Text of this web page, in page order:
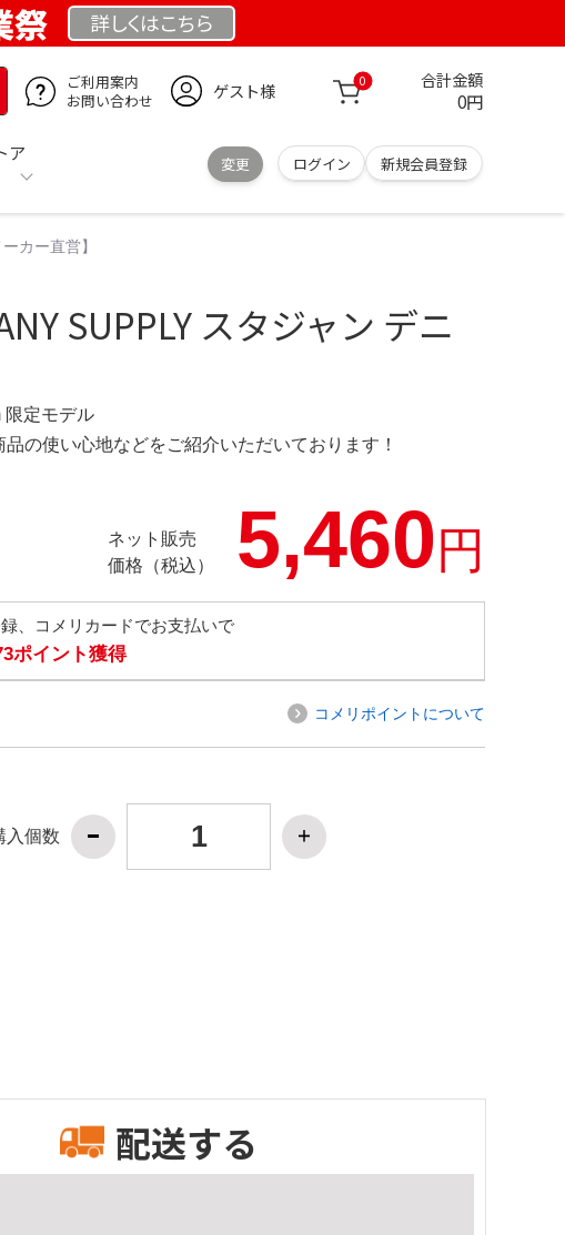
祭 詳しくはこちら
ご利用案内
お問い合わせ
ゲスト様 0 合計金額
0円
ア
変更 ログイン 新規会員登録
カー直営】
SUPPLY スタジャン デニ
定モデル
の使い心地などをご紹介いただいております！
ネット販売
価格（税込）
5,460円
、コメリカードでお支払いで
ポイント獲得
コメリポイントについて
入個数
配送する